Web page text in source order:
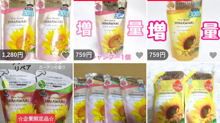
1,280円 いいね！
759円 いいね！
759円